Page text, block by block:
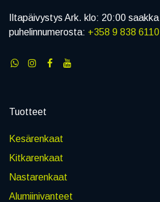
Iltapäivystys Ark. klo: 20:00 saakka
puhelinnumerosta: +358 9 838 6110
Tuotteet
Kesärenkaat
Kitkarenkaat
Nastarenkaat
Alumiinivanteet